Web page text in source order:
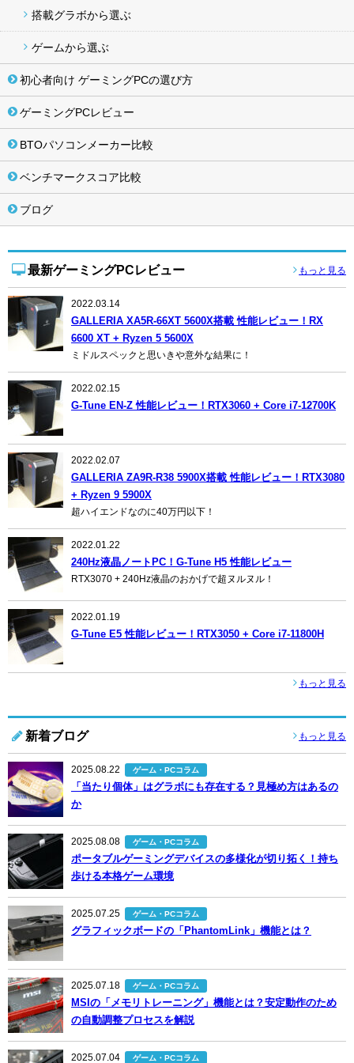
搭載グラボから選ぶ
ゲームから選ぶ
初心者向け ゲーミングPCの選び方
ゲーミングPCレビュー
BTOパソコンメーカー比較
ベンチマークスコア比較
ブログ
最新ゲーミングPCレビュー もっと見る
2022.03.14
GALLERIA XA5R-66XT 5600X搭載 性能レビュー！RX
6600 XT + Ryzen 5 5600X
ミドルスペックと思いきや意外な結果に！
2022.02.15
G-Tune EN-Z 性能レビュー！RTX3060 + Core i7-12700K
2022.02.07
GALLERIA ZA9R-R38 5900X搭載 性能レビュー！RTX3080
+ Ryzen 9 5900X
超ハイエンドなのに40万円以下！
2022.01.22
240Hz液晶ノートPC！G-Tune H5 性能レビュー
RTX3070 + 240Hz液晶のおかげで超ヌルヌル！
2022.01.19
G-Tune E5 性能レビュー！RTX3050 + Core i7-11800H
もっと見る
新着ブログ もっと見る
2025.08.22 ゲーム・PCコラム
「当たり個体」はグラボにも存在する？見極め方はあるの
か
2025.08.08 ゲーム・PCコラム
ポータブルゲーミングデバイスの多様化が切り拓く！持ち
歩ける本格ゲーム環境
2025.07.25 ゲーム・PCコラム
グラフィックボードの「PhantomLink」機能とは？
2025.07.18 ゲーム・PCコラム
MSIの「メモリトレーニング」機能とは？安定動作のため
の自動調整プロセスを解説
2025.07.04 ゲーム・PCコラム